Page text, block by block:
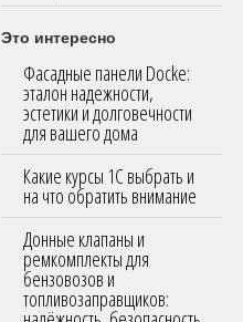
Это интересно
Фасадные панели Docke:
эталон надежности,
эстетики и долговечности
для вашего дома
Какие курсы 1С выбрать и
на что обратить внимание
Донные клапаны и
ремкомплекты для
бензовозов и
топливозаправщиков: